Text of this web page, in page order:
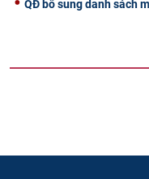
QĐ bổ sung danh sách